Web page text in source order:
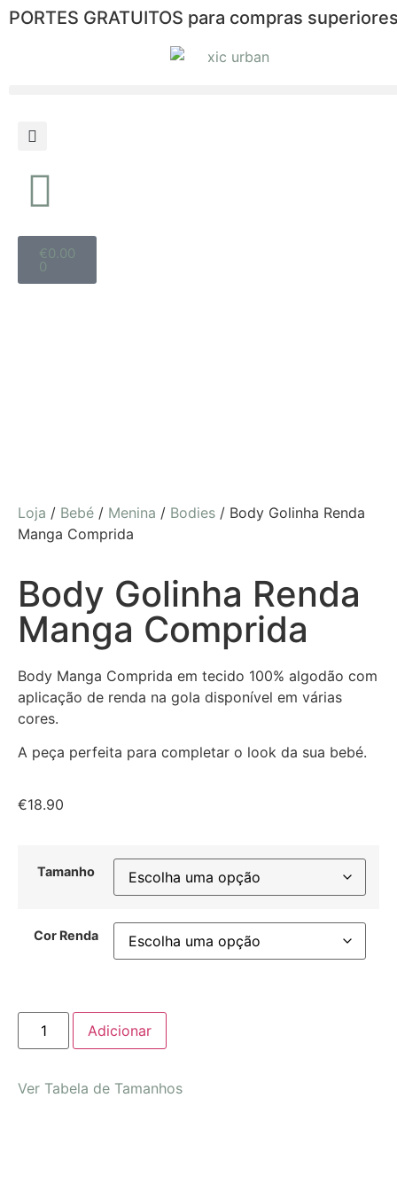
PORTES GRATUITOS para compras
€0.00
0
Loja / Bebé / Menina / Bodies / Body Golinha Renda
Manga Comprida
Body Golinha Renda
Manga Comprida
Body Manga Comprida em tecido 100% algodão com
aplicação de renda na gola disponível em várias
cores.
A peça perfeita para completar o look da sua bebé.
€18.90
Tamanho
Cor Renda
Adicionar
Ver Tabela de Tamanhos